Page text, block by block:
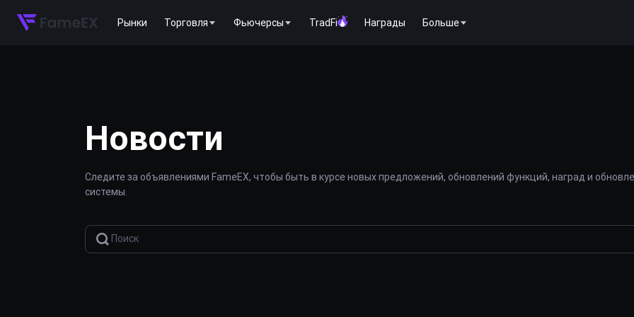
Рынки Торговля Фьючерсы TradFi Награды Больше
Новости
Следите за объявлениями FameEX, чтобы быть в курсе новых предложений, обновлений функций, наград и
системы.